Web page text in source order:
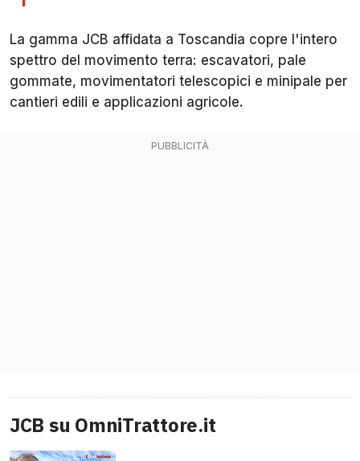
La gamma JCB affidata a Toscandia copre l'intero
spettro del movimento terra: escavatori, pale
gommate, movimentatori telescopici e minipale per
cantieri edili e applicazioni agricole.
JCB su OmniTrattore.it